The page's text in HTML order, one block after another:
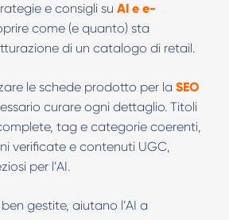
e consigli su AI e e-
come (e quanto) sta
di un catalogo di retail.
le schede prodotto per la SEO
curare ogni dettaglio. Titoli
tag e categorie coerenti,
verificate e contenuti UGC,
per l’AI.
gestite, aiutano l’AI a